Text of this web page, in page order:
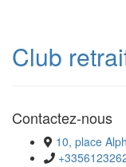
Club
Contactez-nous
10, place